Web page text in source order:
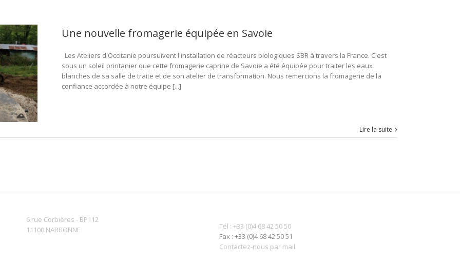
Une nouvelle fromagerie équipée en Savoie
Les Ateliers d'Occitanie poursuivent l'installation de réacteurs biologiques SBR à travers la France. C'est
sous un soleil printanier que cette fromagerie caprine de Savoie a été équipée pour traiter les eaux
blanches de sa salle de traite et de son atelier de transformation. Nous remercions la fromagerie de la
confiance accordée à notre équipe [...]
Lire la suite
6 rue Corbières - BP112
11100 NARBONNE
Tél : +33 (0)4 68 42 50 50
Fax : +33 (0)4 68 42 50 51
Contactez-nous par mail